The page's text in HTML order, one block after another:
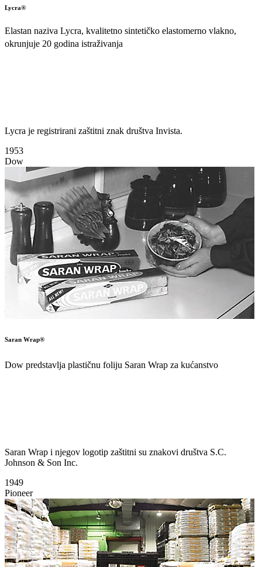
Lycra®
Elastan naziva Lycra, kvalitetno sintetičko elastomerno vlakno,
okrunjuje 20 godina istraživanja
Lycra je registrirani zaštitni znak društva Invista.
1953
Dow
Saran Wrap®
Dow predstavlja plastičnu foliju Saran Wrap za kućanstvo
Saran Wrap i njegov logotip zaštitni su znakovi društva S.C.
Johnson & Son Inc.
1949
Pioneer